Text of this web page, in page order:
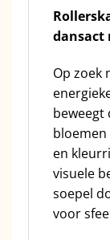
dansact
Op zoek
beweegt
en
visuele
soepel
voor